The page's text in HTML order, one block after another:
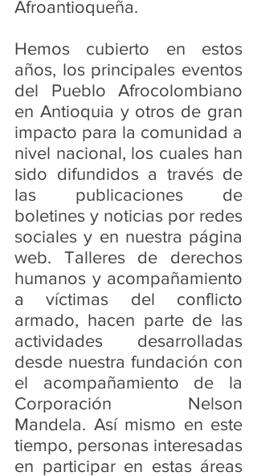
Afroantioqueña.
Hemos cubierto en estos
años, los principales eventos
del Pueblo Afrocolombiano
en Antioquia y otros de gran
impacto para la comunidad a
nivel nacional, los cuales han
sido difundidos a través de
las publicaciones de
boletines y noticias por redes
sociales y en nuestra página
web. Talleres de derechos
humanos y acompañamiento
a víctimas del conflicto
armado, hacen parte de las
actividades desarrolladas
desde nuestra fundación con
el acompañamiento de la
Corporación Nelson
Mandela. Así mismo en este
tiempo, personas interesadas
en participar en estas áreas